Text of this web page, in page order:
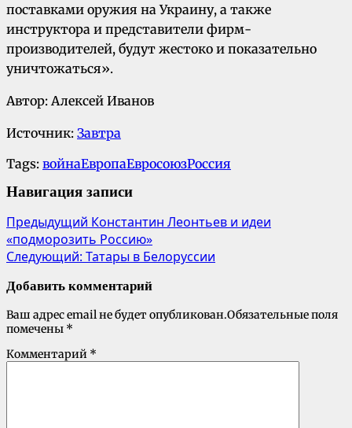
поставками оружия на Украину, а также
инструктора и представители фирм-
производителей, будут жестоко и показательно
уничтожаться».
Автор: Алексей Иванов
Источник: Завтра
Tags: войнаЕвропаЕвросоюзРоссия
Навигация записи
Предыдущий Константин Леонтьев и идеи
«подморозить Россию»
Следующий: Татары в Белоруссии
Добавить комментарий
Ваш адрес email не будет опубликован.Обязательные поля
помечены *
Комментарий *